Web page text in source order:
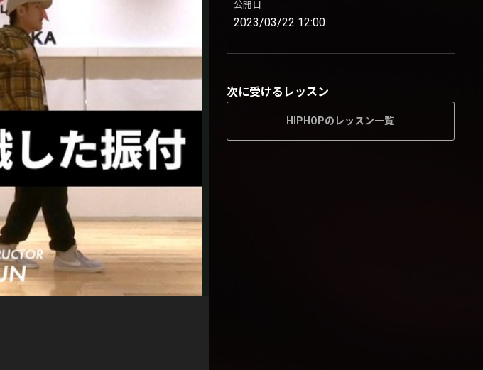
公開日
2023/03/22 12:00
次に受けるレッスン
HIPHOPのレッスン一覧